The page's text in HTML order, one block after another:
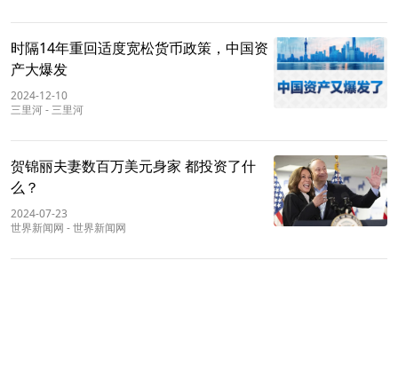
时隔14年重回适度宽松货币政策，中国资
产大爆发
2024-12-10
三里河- 三里河
贺锦丽夫妻数百万美元身家 都投资了什
么？
2024-07-23
世界新闻网 -世界新闻网